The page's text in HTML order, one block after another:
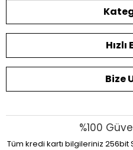
Bize
%100
Tüm kredi kartı bilgileriniz 256bit